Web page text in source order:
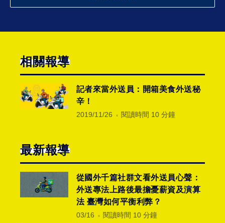
相關報導
記者來當外送員：開箱美食外送秘
辛！
2019/11/26 閱讀時間 10 分鐘
最新報導
從國外千篇社群文看外送員心聲：
外送專法上路後最擔憂薪資及演算
法 臺灣如何平衡利弊？
03/16 閱讀時間 10 分鐘